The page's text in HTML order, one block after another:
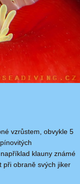
vzrůstem, obvykle 5
klauny známé
při obraně svých jiker